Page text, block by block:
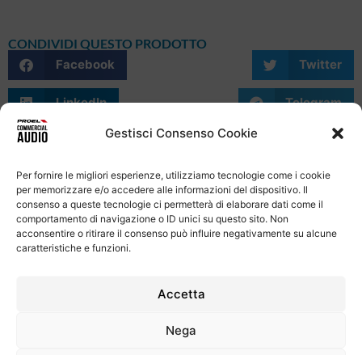
Gestisci Consenso Cookie
Per fornire le migliori esperienze, utilizziamo tecnologie come i cookie
per memorizzare e/o accedere alle informazioni del dispositivo. Il
consenso a queste tecnologie ci permetterà di elaborare dati come il
comportamento di navigazione o ID unici su questo sito. Non
acconsentire o ritirare il consenso può influire negativamente su alcune
caratteristiche e funzioni.
Accetta
Nega
CONDIVIDI QUESTO PRODOTTO
Facebook
Twitter
LinkedIn Telegram
WhatsApp Email Skype
Via alla Ruenia 37/43, CAP 64027 Sant’Omero (TE) ITALY